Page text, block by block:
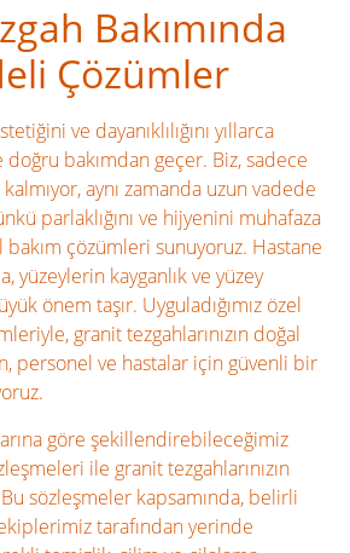
Bakımında
Çözümler
ve dayanıklılığını yıllarca
bakımdan geçer. Biz, sadece
aynı zamanda uzun vadede
parlaklığını ve hijyenini muhafaza
çözümleri sunuyoruz. Hastane
yüzeylerin kayganlık ve yüzey
önem taşır. Uyguladığımız özel
granit tezgahlarınızın doğal
personel ve hastalar için güvenli bir
göre şekillendirebileceğimiz
ile granit tezgahlarınızın
sözleşmeler kapsamında, belirli
tarafından yerinde